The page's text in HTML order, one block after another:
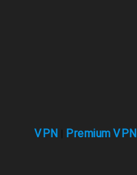
VPN Premium VPN